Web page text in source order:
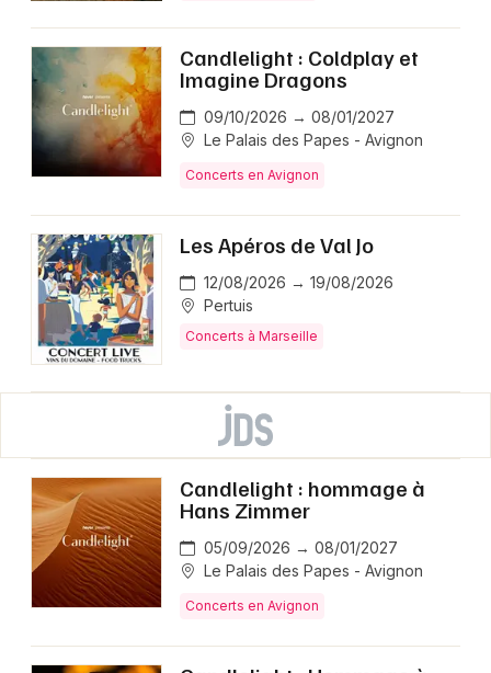
Candlelight : Coldplay et
Imagine Dragons
09/10/2026 → 08/01/2027
Le Palais des Papes - Avignon
Concerts en Avignon
Les Apéros de Val Jo
12/08/2026 → 19/08/2026
Pertuis
Concerts à Marseille
Candlelight : hommage à
Hans Zimmer
05/09/2026 → 08/01/2027
Le Palais des Papes - Avignon
Concerts en Avignon